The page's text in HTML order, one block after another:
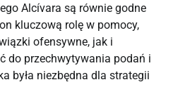
Alcívara są równie godne
kluczową rolę w pomocy,
ofensywne, jak i
do przechwytywania podań i
była niezbędna dla strategii